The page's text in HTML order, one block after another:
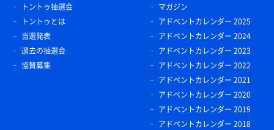
トントゥ抽選会
トントゥとは
当選発表
過去の抽選会
協賛募集
マガジン
アドベントカレンダー 2025
アドベントカレンダー 2024
アドベントカレンダー 2023
アドベントカレンダー 2022
アドベントカレンダー 2021
アドベントカレンダー 2020
アドベントカレンダー 2019
アドベントカレンダー 2018